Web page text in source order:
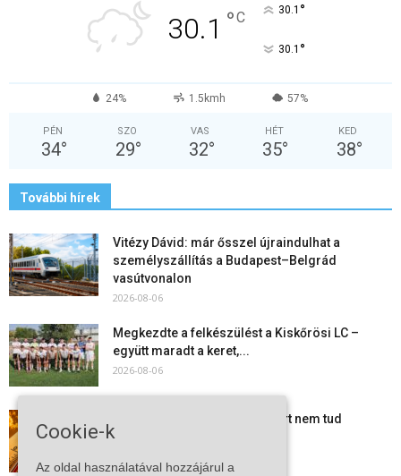
30.1 °C 30.1 °
30.1 °
24% 1.5kmh 57%
PÉN
34°
SZO
29°
VAS
32°
HÉT
35°
KED
38°
További hírek
Vitézy Dávid: már ősszel újraindulhat a
személyszállítás a Budapest–Belgrád
vasútvonalon
2026-08-06
Megkezdte a felkészülést a Kiskőrösi LC –
együtt maradt a keret,...
2026-08-06
Mi történik Európa felett? Ezért nem tud
szabadulni a kontinens a...
Cookie-k
Az oldal használatával hozzájárul a